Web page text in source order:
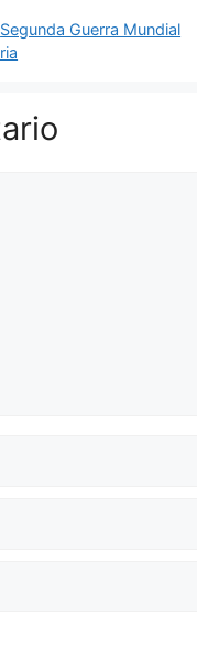
Segunda Guerra Mundial